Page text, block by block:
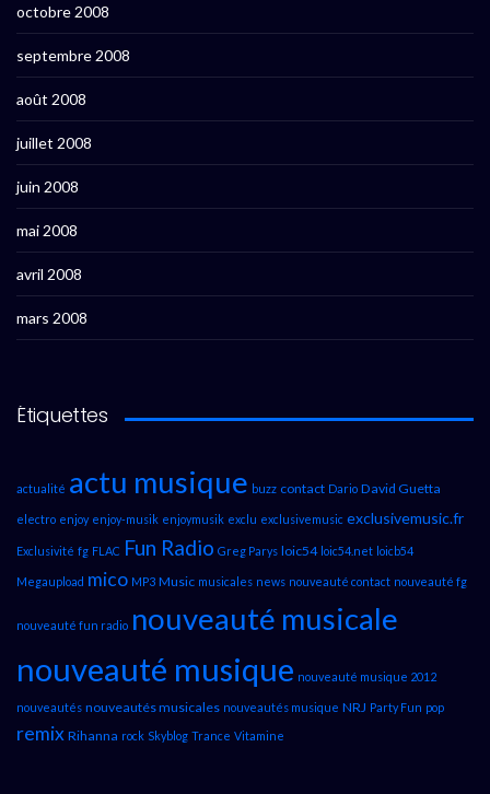
octobre 2008
septembre 2008
août 2008
juillet 2008
juin 2008
mai 2008
avril 2008
mars 2008
Étiquettes
actualité actu musique buzz contact Dario David Guetta
electro enjoy enjoy-musik enjoymusik exclu exclusivemusic exclusivemusic.fr
Exclusivité fg FLAC Fun Radio Greg Parys loic54 loic54.net loicb54
Megaupload mico MP3 Music musicales news nouveauté contact nouveauté fg
nouveauté fun radio nouveauté musicale
nouveauté musique nouveauté musique 2012
nouveautés nouveautés musicales nouveautés musique NRJ Party Fun pop
remix Rihanna rock Skyblog Trance Vitamine